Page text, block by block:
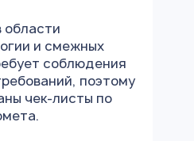
области
и смежных
соблюдения
поэтому
чек-листы по